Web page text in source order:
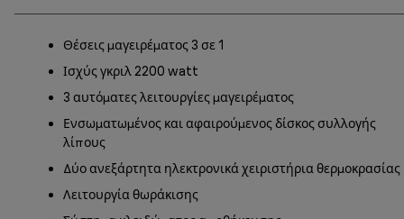
Θέσεις μαγειρέματος 3 σε 1
Ισχύς γκριλ 2200 watt
3 αυτόματες λειτουργίες μαγειρέματος
Ενσωματωμένος και αφαιρούμενος δίσκος συλλογής
λίπους
Δύο ανεξάρτητα ηλεκτρονικά χειριστήρια θερμοκρασίας
Λειτουργία θωράκισης